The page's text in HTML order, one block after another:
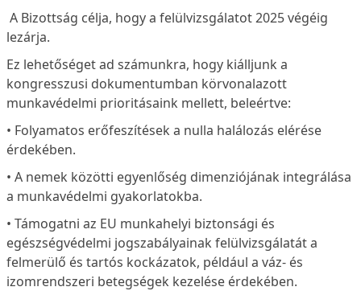
A Bizottság célja, hogy a felülvizsgálatot 2025 végéig
lezárja.
Ez lehetőséget ad számunkra, hogy kiálljunk a
kongresszusi dokumentumban körvonalazott
munkavédelmi prioritásaink mellett, beleértve:
• Folyamatos erőfeszítések a nulla halálozás elérése
érdekében.
• A nemek közötti egyenlőség dimenziójának integrálása
a munkavédelmi gyakorlatokba.
• Támogatni az EU munkahelyi biztonsági és
egészségvédelmi jogszabályainak felülvizsgálatát a
felmerülő és tartós kockázatok, például a váz- és
izomrendszeri betegségek kezelése érdekében.